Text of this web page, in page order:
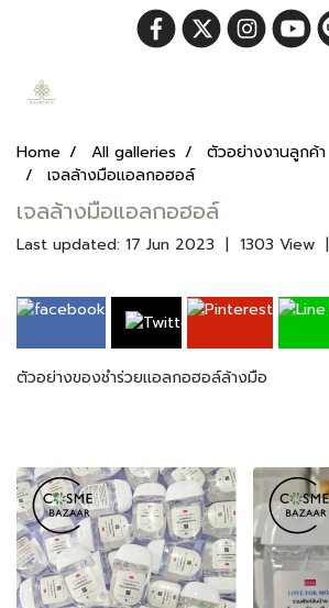
Home All galleries
ตัวอย่างงานลูกค้า
เจลล้างมือแอลกอฮอล์
เจลล้างมือแอลกอฮอล์
Last updated: 17 Jun 2023 | 1303 View |
ตัวอย่างของชำร่วยแอลกอฮอล์ล้างมือ